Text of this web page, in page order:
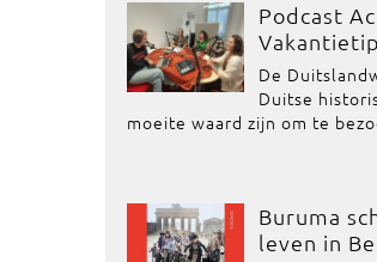
Podcast
De
Duitse
moeite waard zijn om te
Buruma
leven in